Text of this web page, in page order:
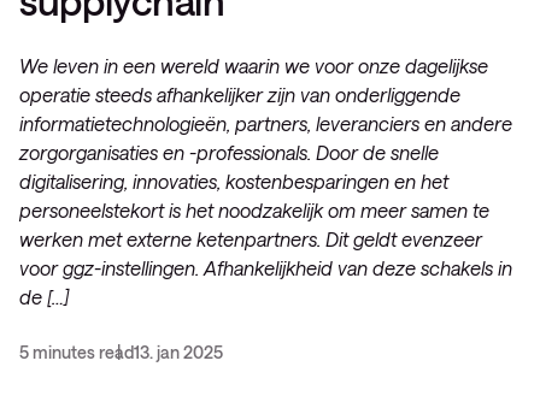
We leven in een wereld waarin we voor onze dagelijkse
operatie steeds afhankelijker zijn van onderliggende
informatietechnologieën, partners, leveranciers en andere
zorgorganisaties en -professionals. Door de snelle
digitalisering, innovaties, kostenbesparingen en het
personeelstekort is het noodzakelijk om meer samen te
werken met externe ketenpartners. Dit geldt evenzeer
voor ggz-instellingen. Afhankelijkheid van deze schakels in
de […]
5 minutes read13. jan 2025